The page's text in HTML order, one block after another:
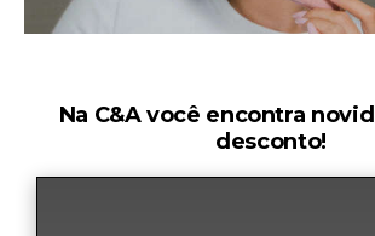
Na C&A você encontra
desconto!